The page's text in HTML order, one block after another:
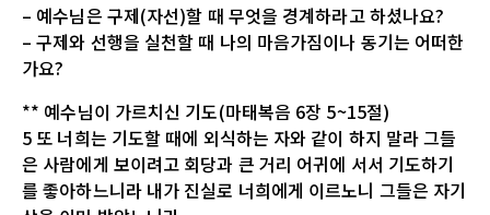
– 예수님은 구제(자선)할 때 무엇을 경계하라고 하셨나요?
– 구제와 선행을 실천할 때 나의 마음가짐이나 동기는 어떠한
가요?
** 예수님이 가르치신 기도(마태복음 6장 5~15절)
5 또 너희는 기도할 때에 외식하는 자와 같이 하지 말라 그들
은 사람에게 보이려고 회당과 큰 거리 어귀에 서서 기도하기
를 좋아하느니라 내가 진실로 너희에게 이르노니 그들은 자기